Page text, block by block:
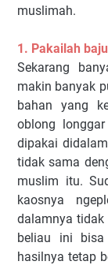
muslimah.
1. Pakailah
Sekarang
makin banyak
bahan yang
oblong
dipakai
tidak sama
muslim itu.
kaosnya
dalamnya tidak
beliau ini bisa
hasilnya tetap